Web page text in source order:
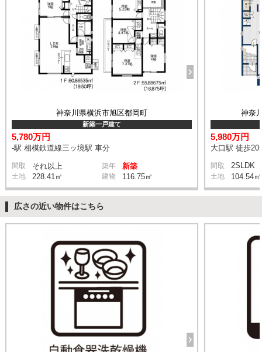
神奈川県横浜市旭区都岡町
新築一戸建て
5,780万円
-駅 相模鉄道線三ッ境駅 車分
間取 それ以上 築年 新築
土地 228.41㎡ 建物 116.75㎡
神奈
5,980万円
大口駅 徒歩20
間取 2SLDK
土地 104.54㎡
広さの近い物件はこちら